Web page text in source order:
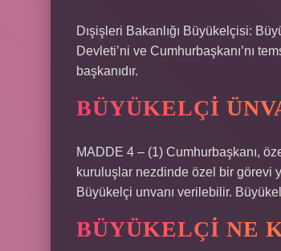
Dışişleri Bakanlığı Büyükelçisi:
Devleti’ni ve Cumhurbaşkanı’nı
başkanıdır.
BÜYÜKELÇI
MADDE 4 – (1) Cumhurbaşkanı,
kuruluşlar nezdinde özel bir görevi
Büyükelçi unvanı verilebilir.
BÜYÜKELÇI NE